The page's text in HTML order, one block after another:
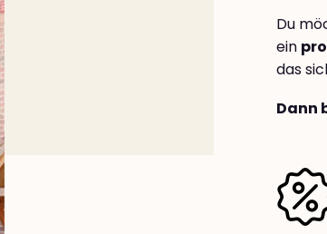
Du
ein
das
Dann